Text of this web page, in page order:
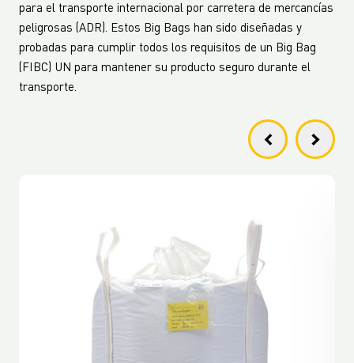
para el transporte internacional por carretera de mercancías
peligrosas (ADR). Estos Big Bags han sido diseñadas y
probadas para cumplir todos los requisitos de un Big Bag
(FIBC) UN para mantener su producto seguro durante el
transporte.